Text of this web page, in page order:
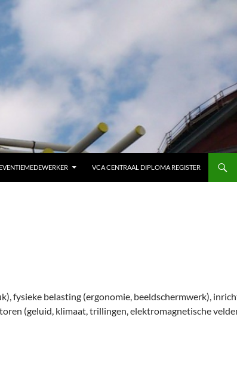
VCA CENTRAAL DIPLOMA REGISTER
fysieke belasting (ergonomie, beeldschermwerk),
(geluid, klimaat, trillingen, elektromagnetische